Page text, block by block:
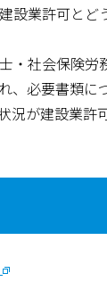
設業許可と
・社会保険労
、必要書類に
況が建設業許